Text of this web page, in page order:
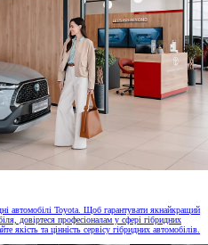
автомобілі Toyota. Щоб гарантувати якнайкращий
довіртеся професіоналам у сфері гібридних
якість та цінність сервісу гібридних автомобілів.